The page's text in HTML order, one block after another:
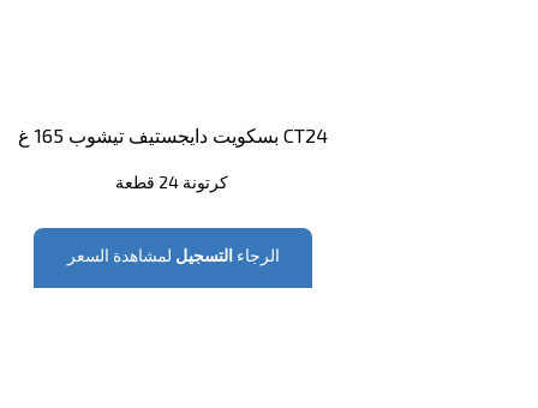
بسكويت دايجستيف تيشوب 165 غ CT24
كرتونة 24 قطعة
التسجيل الرجاء